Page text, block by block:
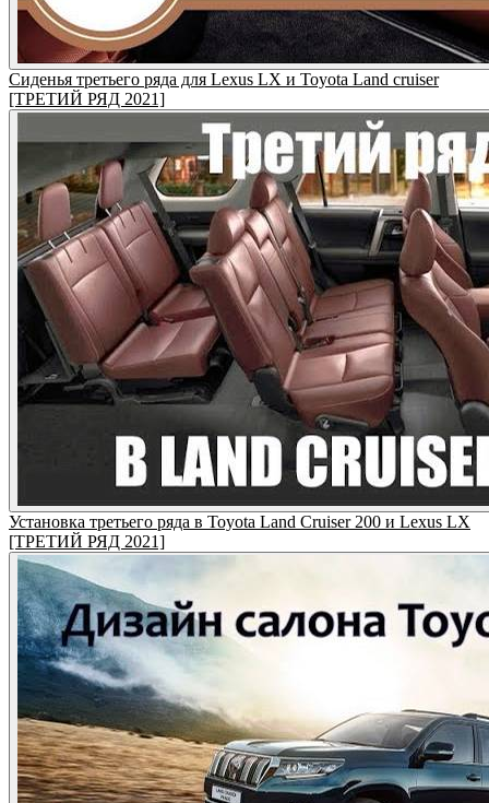
Сиденья третьего ряда для Lexus LX и Toyota Land cruiser
[ТРЕТИЙ РЯД 2021]
Установка третьего ряда в Toyota Land Cruiser 200 и Lexus LX
[ТРЕТИЙ РЯД 2021]